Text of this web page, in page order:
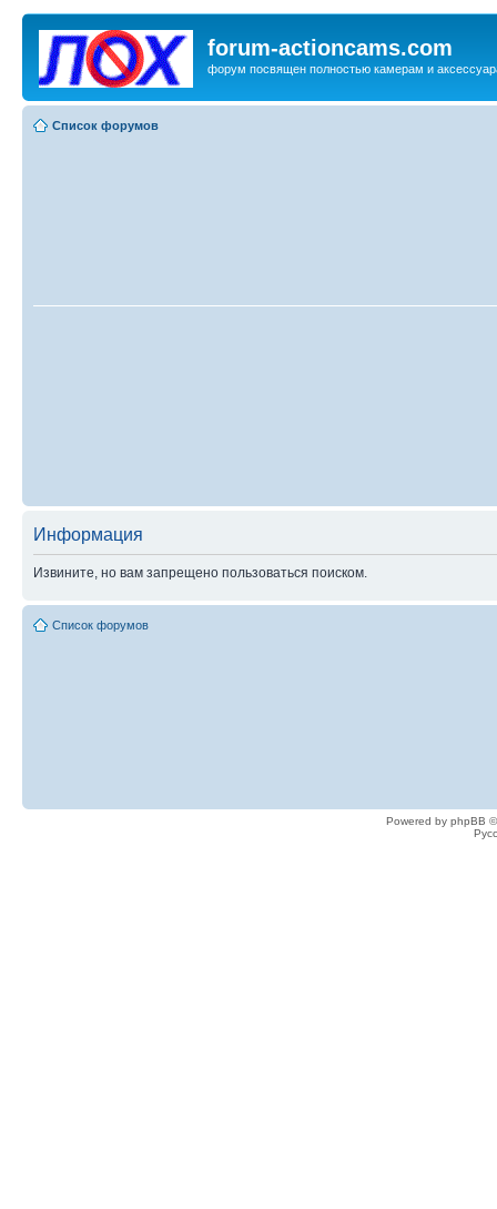
forum-actioncams.com
форум посвящен полностью камерам и
Список форумов
Информация
Извините, но вам запрещено пользоваться поиском.
Список форумов
Powered by phpBB